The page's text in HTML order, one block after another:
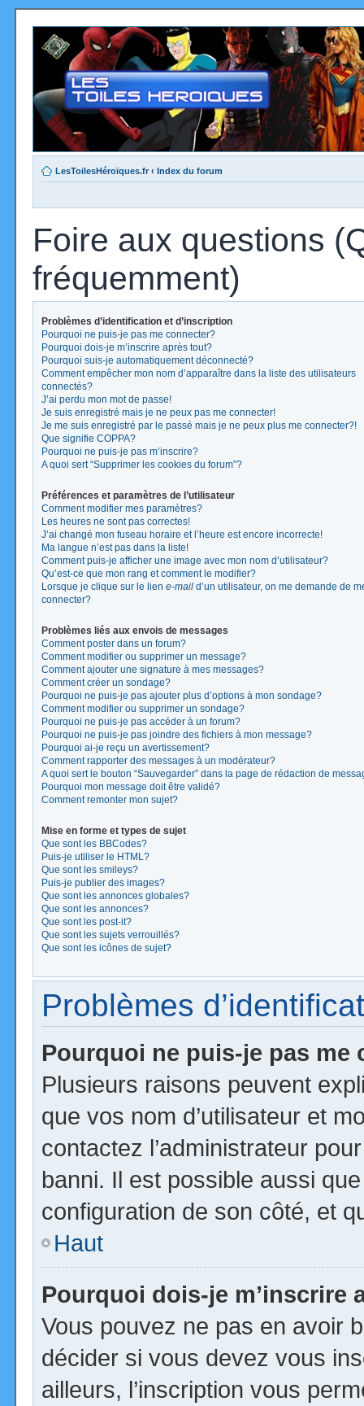
LesToilesHéroïques.fr ‹ Index du forum
Foire aux questions
fréquemment)
Problèmes d’identification et d’inscription
Pourquoi ne puis-je pas me connecter?
Pourquoi dois-je m’inscrire après tout?
Pourquoi suis-je automatiquement déconnecté?
Comment empêcher mon nom d’apparaître dans la liste des utilisateurs
connectés?
J’ai perdu mon mot de passe!
Je suis enregistré mais je ne peux pas me connecter!
Je me suis enregistré par le passé mais je ne peux plus me connecter?!
Que signifie COPPA?
Pourquoi ne puis-je pas m’inscrire?
A quoi sert “Supprimer les cookies du forum”?
Préférences et paramètres de l’utilisateur
Comment modifier mes paramètres?
Les heures ne sont pas correctes!
J’ai changé mon fuseau horaire et l’heure est encore incorrecte!
Ma langue n’est pas dans la liste!
Comment puis-je afficher une image avec mon nom d’utilisateur?
Qu’est-ce que mon rang et comment le modifier?
Lorsque je clique sur le lien e-mail d’un utilisateur, on me demande de
connecter?
Problèmes liés aux envois de messages
Comment poster dans un forum?
Comment modifier ou supprimer un message?
Comment ajouter une signature à mes messages?
Comment créer un sondage?
Pourquoi ne puis-je pas ajouter plus d’options à mon sondage?
Comment modifier ou supprimer un sondage?
Pourquoi ne puis-je pas accéder à un forum?
Pourquoi ne puis-je pas joindre des fichiers à mon message?
Pourquoi ai-je reçu un avertissement?
Comment rapporter des messages à un modérateur?
A quoi sert le bouton “Sauvegarder” dans la page de rédaction de
Pourquoi mon message doit être validé?
Comment remonter mon sujet?
Mise en forme et types de sujet
Que sont les BBCodes?
Puis-je utiliser le HTML?
Que sont les smileys?
Puis-je publier des images?
Que sont les annonces globales?
Que sont les annonces?
Que sont les post-it?
Que sont les sujets verrouillés?
Que sont les icônes de sujet?
Problèmes
Pourquoi ne puis-je pas me
Plusieurs raisons peuvent
que vos nom d’utilisateur et
contactez l’administrateur
banni. Il est possible aussi
configuration de son côté, et
Haut
Pourquoi dois-je m’inscrire
Vous pouvez ne pas en avoir
décider si vous devez vous
ailleurs, l’inscription vous